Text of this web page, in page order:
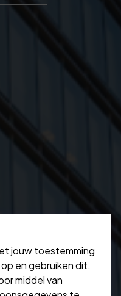
jouw toestemming
en gebruiken dit.
middel van